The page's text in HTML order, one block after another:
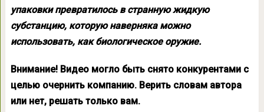
упаковки превратилось в странную жидкую
субстанцию, которую наверняка можно
использовать, как биологическое оружие.
Внимание! Видео могло быть снято конкурентами с
целью очернить компанию. Верить словам автора
или нет, решать только вам.